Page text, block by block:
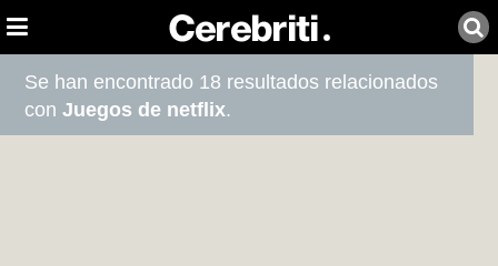
Se han encontrado 18 resultados relacionados
conJuegos de netflix.